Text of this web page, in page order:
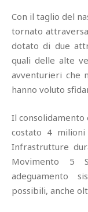
Con il taglio del
tornato
dotato di due
quali delle alte
avventurieri che
hanno voluto
Il consolidamento
costato 4
Infrastrutture
Movimento 5
adeguamento
possibili, anche